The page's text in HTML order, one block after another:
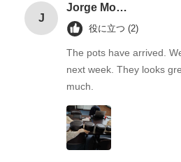
J
Jorge Morera
役に立つ (2)
The pots have arrived.
next week. They looks
much.